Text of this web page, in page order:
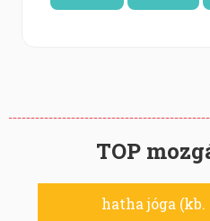
TOP
hatha jóga